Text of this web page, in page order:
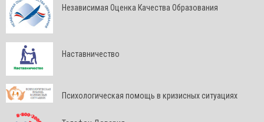
Независимая Оценка Качества Образования
Наставничество
Психологическая помощь в кризисных ситуациях